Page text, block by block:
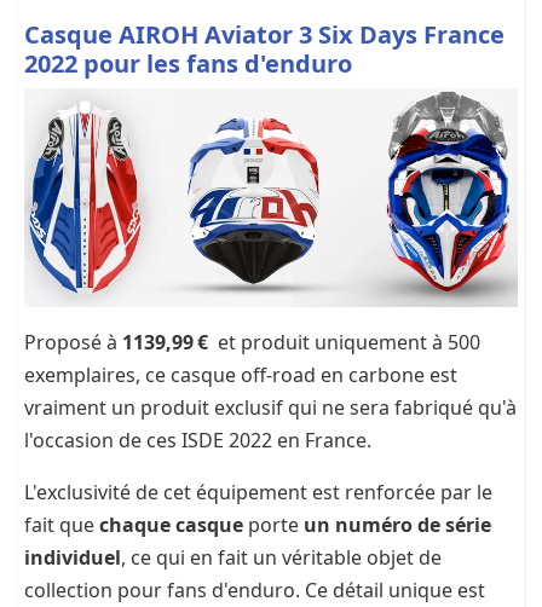
Casque AIROH Aviator 3 Six Days France
2022 pour les fans d'enduro
Proposé à 1139,99 € et produit uniquement à 500
exemplaires, ce casque off-road en carbone est
vraiment un produit exclusif qui ne sera fabriqué qu'à
l'occasion de ces ISDE 2022 en France.
L'exclusivité de cet équipement est renforcée par le
fait quechaque casque porte un numéro de série
individuel, ce qui en fait un véritable objet de
collection pour fans d'enduro. Ce détail unique est